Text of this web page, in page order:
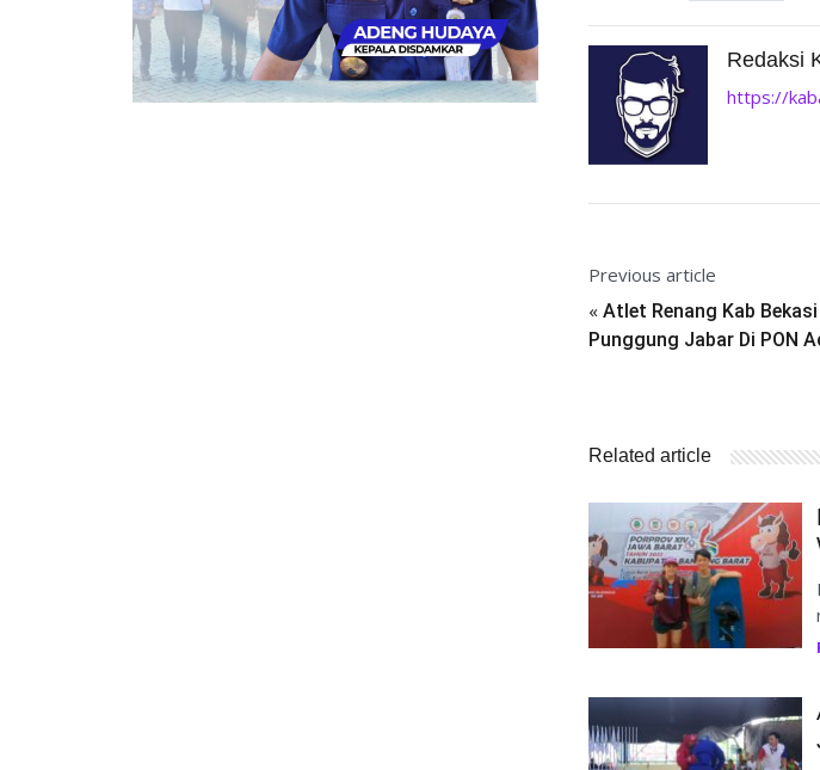
Redaksi
https://
Previous article
« Atlet Renang Kab
Punggung Jabar Di PON
Related article